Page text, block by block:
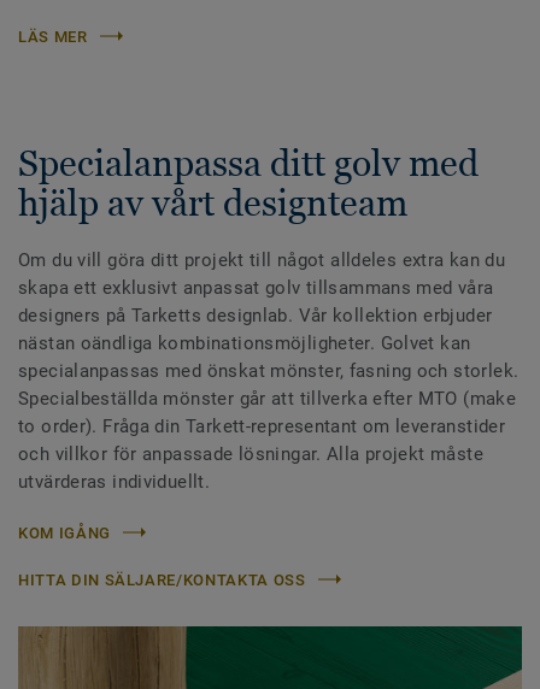
LÄS MER
Specialanpassa ditt golv med
hjälp av vårt designteam
Om du vill göra ditt projekt till något alldeles extra kan du
skapa ett exklusivt anpassat golv tillsammans med våra
designers på Tarketts designlab. Vår kollektion erbjuder
nästan oändliga kombinationsmöjligheter. Golvet kan
specialanpassas med önskat mönster, fasning och storlek.
Specialbeställda mönster går att tillverka efter MTO (make
to order). Fråga din Tarkett-representant om leveranstider
och villkor för anpassade lösningar. Alla projekt måste
utvärderas individuellt.
KOM IGÅNG
HITTA DIN SÄLJARE/KONTAKTA OSS